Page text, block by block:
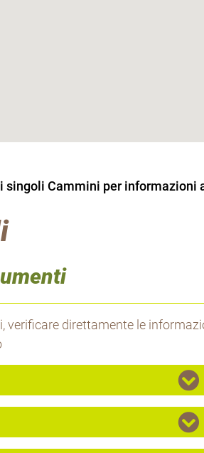
Cammini per informazioni
verificare direttamente le